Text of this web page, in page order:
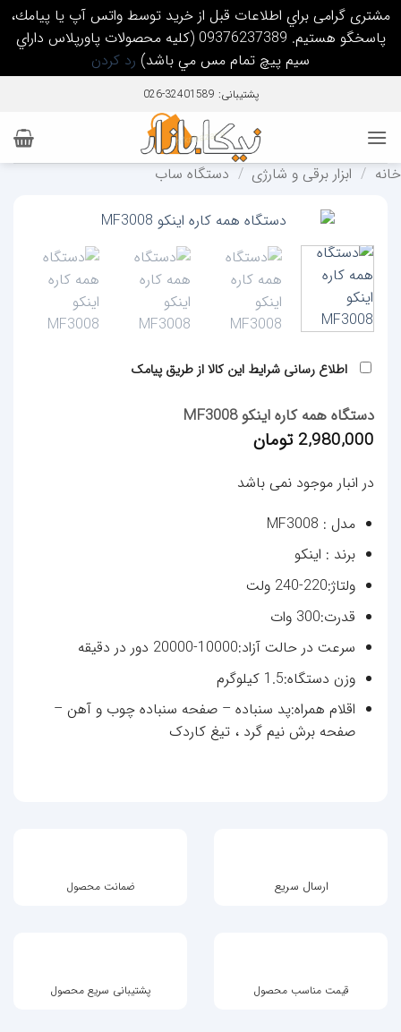
مشتری گرامی براي اطلاعات قبل از خريد توسط واتس آپ يا پيامك،
پاسخگو هستيم. 09376237389 (كليه محصولات پاورپلاس داراي
سيم پيچ تمام مس مي باشد) رد کردن
content
پشتیبانی: 32401589-026
خانه / ابزار برقی و شارژی / دستگاه ساب
اطلاع رسانی شرایط این کالا از طریق پیامک
دستگاه همه كاره اينكو MF3008
2,980,000 تومان
در انبار موجود نمی باشد
مدل : MF3008
برند : اينكو
ولتاژ:220-240 ولت
قدرت:300 وات
سرعت در حالت آزاد:10000-20000 دور در دقیقه
وزن دستگاه:1.5 کیلوگرم
اقلام همراه:پد سنباده – صفحه سنباده چوب و آهن –
صفحه برش نیم گرد ، تیغ کاردک
ارسال سریع ضمانت محصول
قیمت مناسب محصول پشتیبانی سریع محصول